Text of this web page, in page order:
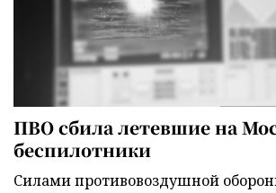
ПВО сбила летевшие на
беспилотники
Силами противовоздушной